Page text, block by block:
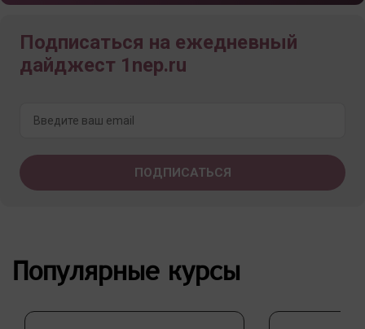
Подписаться на ежедневный
дайджест 1nep.ru
Популярные курсы